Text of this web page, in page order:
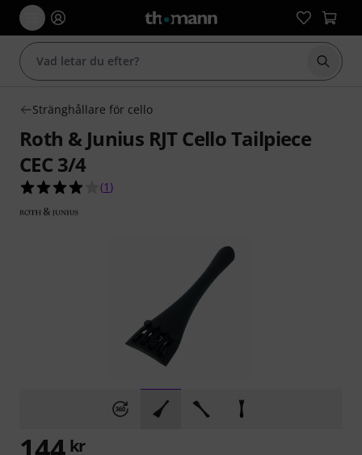
Börja
Stränghållare för cello
Roth & Junius RJT Cello Tailpiece
CEC 3/4
4.0 av 5 stjärnor från 1 kundbetyg
(1 )
kr